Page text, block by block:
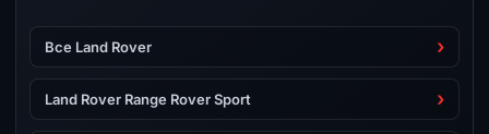
Все Land Rover
Land Rover Range Rover Sport